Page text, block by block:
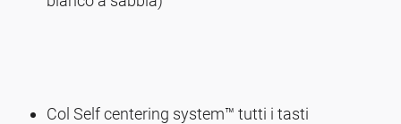
Col Self centering system™ tutti i tasti